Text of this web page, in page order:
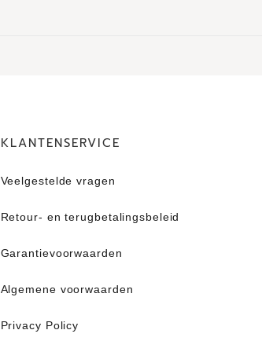
KLANTENSERVICE
Veelgestelde vragen
Retour- en terugbetalingsbeleid​
Garantievoorwaarden
Algemene voorwaarden
Privacy Policy